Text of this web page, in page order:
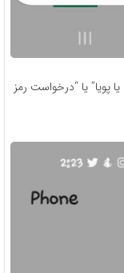
پویا” یا “درخواست رمز